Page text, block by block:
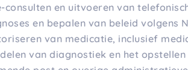
consulten en uitvoeren van
en bepalen van beleid volgens
van medicatie, inclusief
van diagnostiek en het